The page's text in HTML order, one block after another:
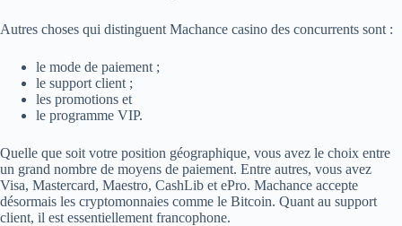
Autres choses qui distinguent Machance casino des concurrents sont :
le mode de paiement ;
le support client ;
les promotions et
le programme VIP.
Quelle que soit votre position géographique, vous avez le choix entre
un grand nombre de moyens de paiement. Entre autres, vous avez
Visa, Mastercard, Maestro, CashLib et ePro. Machance accepte
désormais les cryptomonnaies comme le Bitcoin. Quant au support
client, il est essentiellement francophone.